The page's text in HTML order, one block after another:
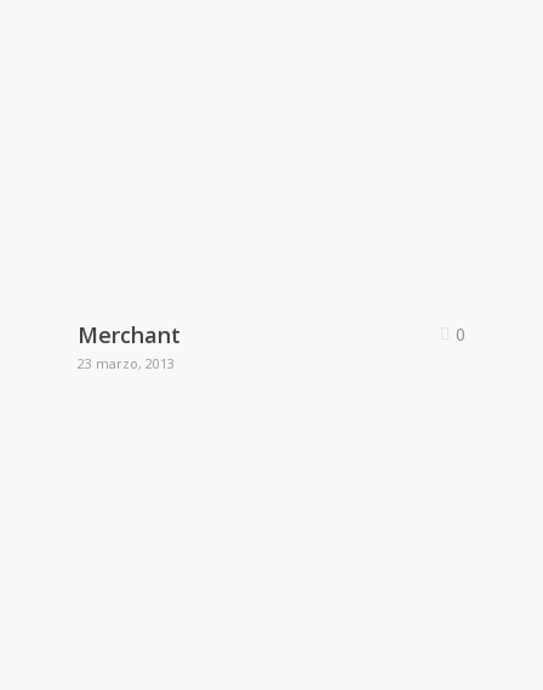
Merchant
23 marzo, 2013
0